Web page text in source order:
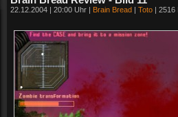
22.12.2004 | 20:00 Uhr | Brain Bread | Toto | 2516